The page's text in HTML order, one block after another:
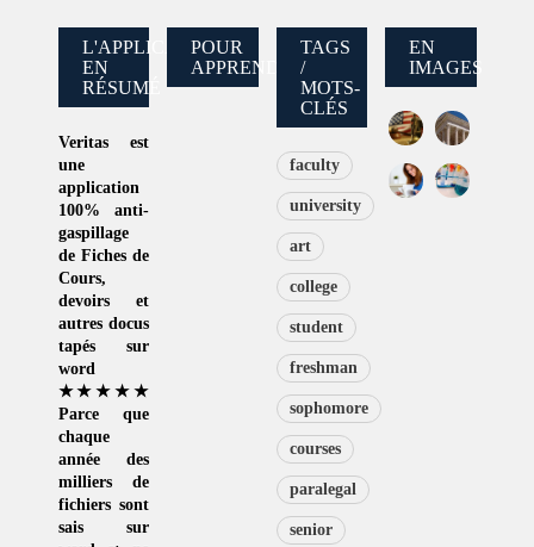
L'APPLICATION
EN
RÉSUMÉ
Veritasest
une
application
100% anti-
gaspillage
de Fiches de
Cours,
devoirs et
autres docus
tapés sur
word
★★★★★
Parce que
chaque
année des
milliers de
fichiers sont
sais sur
POUR
APPRENDRE
TAGS
/
MOTS-
CLÉS
faculty
university
art
college
student
freshman
sophomore
courses
paralegal
senior
EN
IMAGES